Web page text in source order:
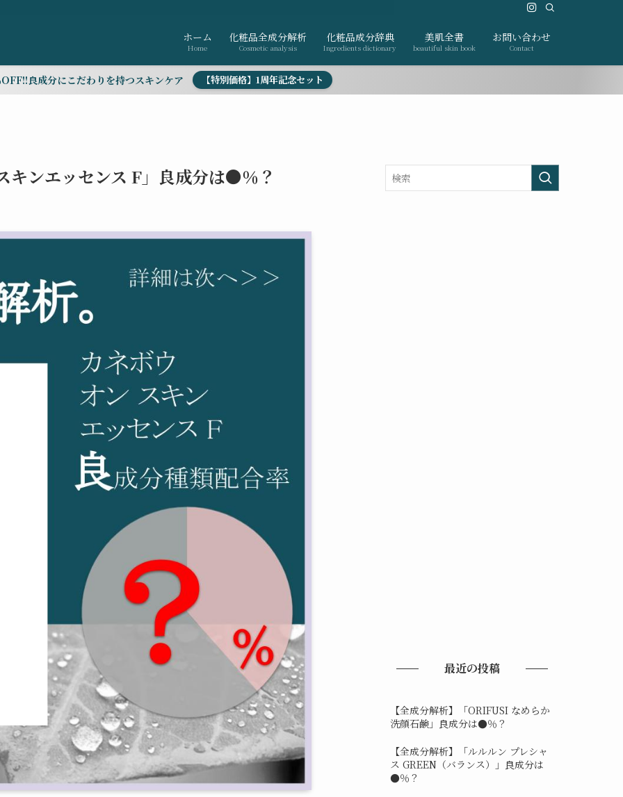
ホーム
Home
化粧品全成分解析
Cosmetic analysis
化粧品成分辞典
Ingredients dictionary
美肌全書
beautiful skin book
お問い合わせ
Contact
良成分にこだわりを持つスキンケア 【特別価格】1周年記念セット
キンエッセンス F」良成分は●％？
最近の投稿
【全成分解析】「ORIFUSI なめらか
洗顔石鹸」良成分は●％？
【全成分解析】「ルルルン プレシャ
ス GREEN（バランス）」良成分は
●％？